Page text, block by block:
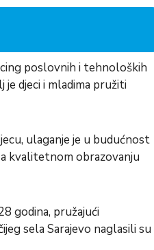
poslovnih i tehnoloških
djeci i mladima pružiti
ulaganje je u budućnost
kvalitetnom obrazovanju
godina, pružajući
sela Sarajevo naglasili su